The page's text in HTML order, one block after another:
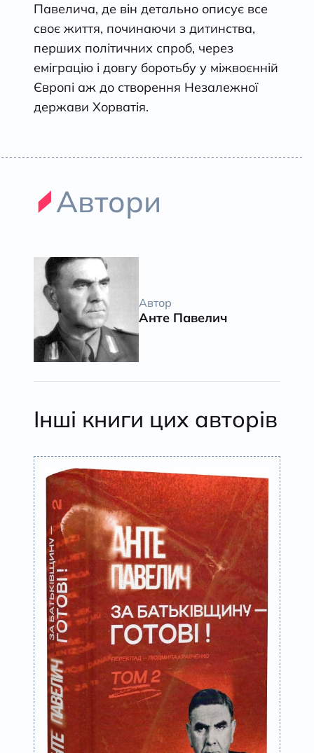
Павелича, де він детально описує все
своє життя, починаючи з дитинства,
перших політичних спроб, через
еміграцію і довгу боротьбу у міжвоєнній
Європі аж до створення Незалежної
держави Хорватія.
Автори
Автор
Анте Павелич
Інші книги цих авторів